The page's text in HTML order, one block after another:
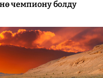
чемпиону болду